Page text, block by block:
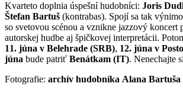
Kvarteto doplnia úspešní hudobníci: Joris
Štefan Bartuš (kontrabas). Spojí sa tak
so svetovou scénou a vznikne jazzový koncert
autorskej hudbe aj špičkovej interpretácii.
11. júna v Belehrade (SRB), 12. júna v
júna bude patriť Benátkam (IT). Nenechajte
Fotografie: archív hudobníka Alana Bartuša